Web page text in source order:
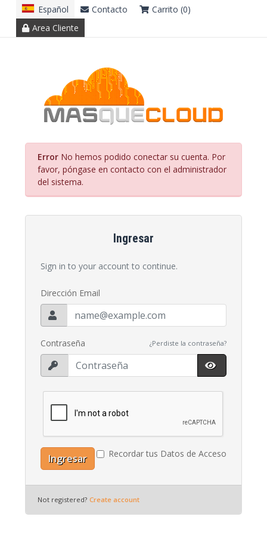
Español Contacto
Carrito (0)
Area Cliente
ErrorNo hemos podido conectar su cuenta. Por
favor, póngase en contacto con el administrador
del sistema.
Ingresar
Sign in to your account to continue.
Dirección Email
Contraseña ¿Perdiste la contraseña?
Ingresar Recordar tus Datos de Acceso
Not registered? Create account